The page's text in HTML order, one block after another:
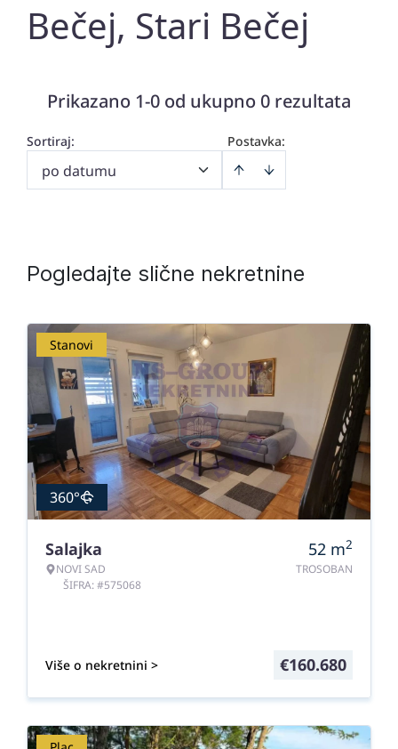
Bečej, Stari Bečej
Prikazano 1-0 od ukupno 0 rezultata
Postavka:
Sortiraj:
po datumu
Pogledajte slične nekretnine
Stanovi
360°
Salajka
NOVI SAD
ŠIFRA: #575068
52 m2
TROSOBAN
Više o nekretnini > €160.680